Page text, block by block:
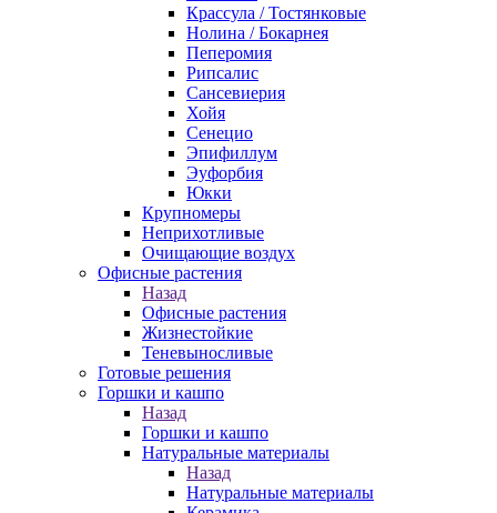
Крассула / Тостянковые
Нолина / Бокарнея
Пеперомия
Рипсалис
Сансевиерия
Хойя
Сенецио
Эпифиллум
Эуфорбия
Юкки
Крупномеры
Неприхотливые
Очищающие воздух
Офисные растения
Назад
Офисные растения
Жизнестойкие
Теневыносливые
Готовые решения
Горшки и кашпо
Назад
Горшки и кашпо
Натуральные материалы
Назад
Натуральные материалы